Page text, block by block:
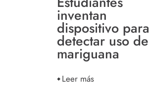
inventan
dispositivo para
detectar uso de
mariguana
Leer más